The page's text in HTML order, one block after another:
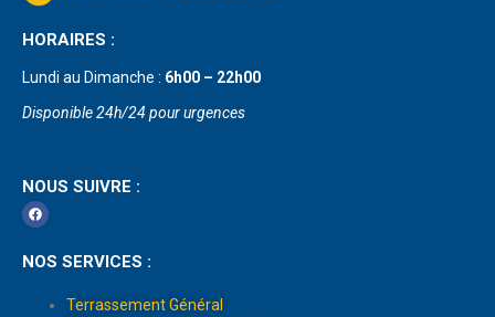
HORAIRES :
Lundi au Dimanche : 6h00 – 22h00
Disponible 24h/24 pour urgences
NOUS SUIVRE :
NOS SERVICES :
Terrassement Général